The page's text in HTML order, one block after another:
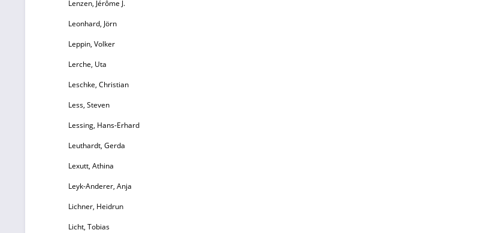
Lenzen, Jérôme J.
Leonhard, Jörn
Leppin, Volker
Lerche, Uta
Leschke, Christian
Less, Steven
Lessing, Hans-Erhard
Leuthardt, Gerda
Lexutt, Athina
Leyk-Anderer, Anja
Lichner, Heidrun
Licht, Tobias